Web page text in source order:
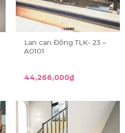
Lan can Đồng TLK- 23 –
A0101
44,266,000₫
-0%